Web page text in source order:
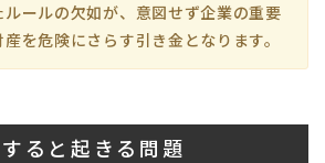
ルールの欠如が、意図せず企業の重要
を危険にさらす引き金となります。
ると起きる問題